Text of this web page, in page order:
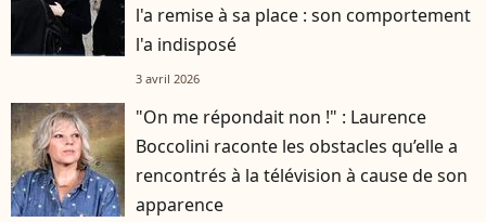
l'a remise à sa place : son comportement
l'a indisposé
3 avril 2026
"On me répondait non !" : Laurence
Boccolini raconte les obstacles qu’elle a
rencontrés à la télévision à cause de son
apparence